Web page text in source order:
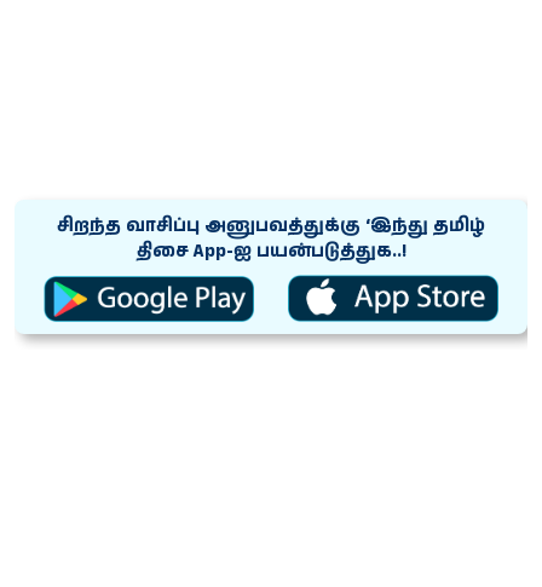
சிறந்த வாசிப்பு அனுபவத்துக்கு ‘இந்து தமிழ்
திசை App-ஐ பயன்படுத்துக..!